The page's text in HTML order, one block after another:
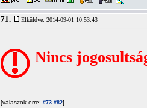
71. Elküldve: 2014-09-01 10:53:43
Nincs
[válaszok erre: #73 #82]